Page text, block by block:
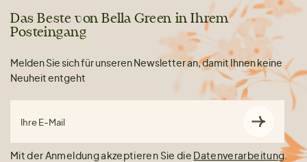
Das Beste von Bella Green in Ihrem
Posteingang
Melden Sie sich für unseren Newsletter an, damit Ihnen keine
Neuheit entgeht
Ihre E-Mail
Mit der Anmeldung akzeptieren Sie die Datenverarbeitung.